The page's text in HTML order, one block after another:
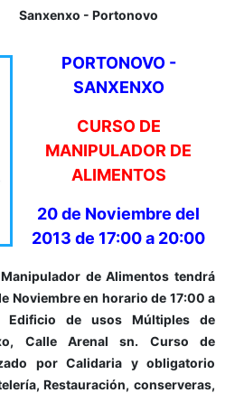
Sanxenxo - Portonovo
PORTONOVO -
SANXENXO
CURSO DE
MANIPULADOR DE
ALIMENTOS
20 de Noviembre del
2013 de 17:00 a 20:00
de Alimentos tendrá
Noviembre en horario de 17:00 a
de usos Múltiples de
Calle Arenal sn. Curso de
por Calidaria y obligatorio
Restauración, conserveras,